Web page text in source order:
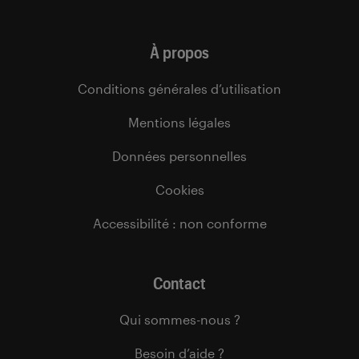
À propos
Conditions générales d’utilisation
Mentions légales
Données personnelles
Cookies
Accessibilité : non conforme
Contact
Qui sommes-nous ?
Besoin d’aide ?